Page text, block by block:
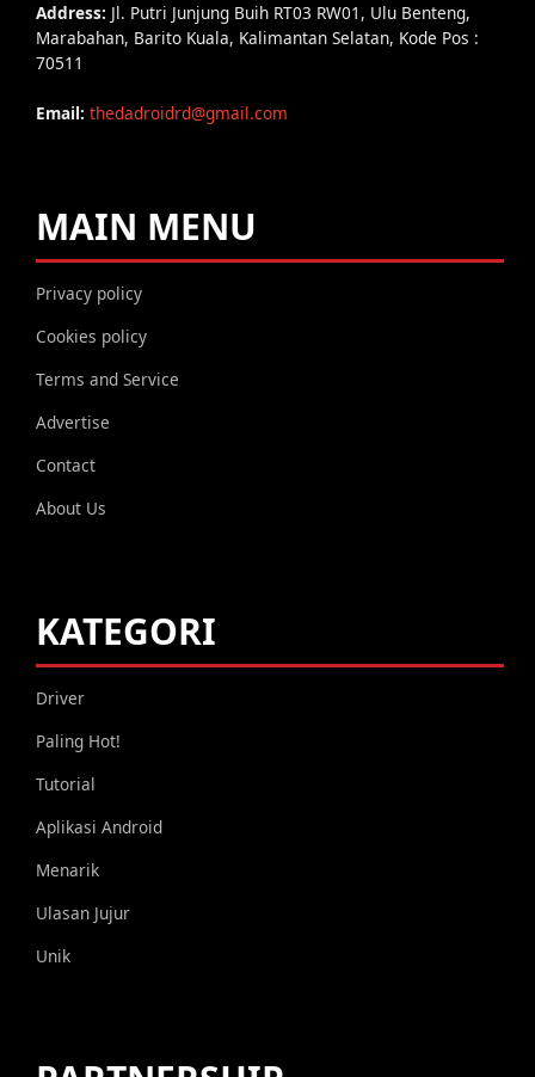
Address: Jl. Putri Junjung Buih RT03 RW01, Ulu Benteng,
Marabahan, Barito Kuala, Kalimantan Selatan, Kode Pos :
70511
Email: thedadroidrd@gmail.com
MAIN MENU
Privacy policy
Cookies policy
Terms and Service
Advertise
Contact
About Us
KATEGORI
Driver
Paling Hot!
Tutorial
Aplikasi Android
Menarik
Ulasan Jujur
Unik